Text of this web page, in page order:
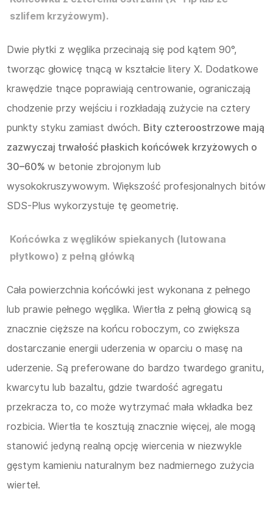
szlifem krzyżowym).
Dwie płytki z węglika przecinają się pod kątem 90°,
tworząc głowicę tnącą w kształcie litery X. Dodatkowe
krawędzie tnące poprawiają centrowanie, ograniczają
chodzenie przy wejściu i rozkładają zużycie na cztery
punkty styku zamiast dwóch. Bity czteroostrzowe mają
zazwyczaj trwałość płaskich końcówek krzyżowych o
30–60%w betonie zbrojonym lub
wysokokruszywowym. Większość profesjonalnych bitów
SDS-Plus wykorzystuje tę geometrię.
Końcówka z węglików spiekanych (lutowana
płytkowo) z pełną główką
Cała powierzchnia końcówki jest wykonana z pełnego
lub prawie pełnego węglika. Wiertła z pełną głowicą są
znacznie cięższe na końcu roboczym, co zwiększa
dostarczanie energii uderzenia w oparciu o masę na
uderzenie. Są preferowane do bardzo twardego granitu,
kwarcytu lub bazaltu, gdzie twardość agregatu
przekracza to, co może wytrzymać mała wkładka bez
rozbicia. Wiertła te kosztują znacznie więcej, ale mogą
stanowić jedyną realną opcję wiercenia w niezwykle
gęstym kamieniu naturalnym bez nadmiernego zużycia
wierteł.